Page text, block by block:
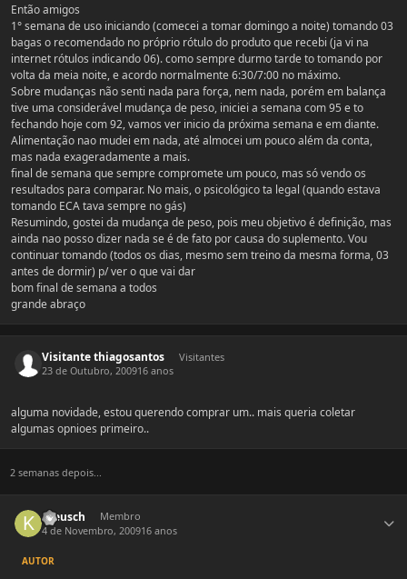
Então amigos
1° semana de uso iniciando (comecei a tomar domingo a noite) tomando 03
bagas o recomendado no próprio rótulo do produto que recebi (ja vi na
internet rótulos indicando 06). como sempre durmo tarde to tomando por
volta da meia noite, e acordo normalmente 6:30/7:00 no máximo.
Sobre mudanças não senti nada para força, nem nada, porém em balança
tive uma considerável mudança de peso, iniciei a semana com 95 e to
fechando hoje com 92, vamos ver inicio da próxima semana e em diante.
Alimentação nao mudei em nada, até almocei um pouco além da conta,
mas nada exageradamente a mais.
final de semana que sempre compromete um pouco, mas só vendo os
resultados para comparar. No mais, o psicológico ta legal (quando estava
tomando ECA tava sempre no gás)
Resumindo, gostei da mudança de peso, pois meu objetivo é definição, mas
ainda nao posso dizer nada se é de fato por causa do suplemento. Vou
continuar tomando (todos os dias, mesmo sem treino da mesma forma, 03
antes de dormir) p/ ver o que vai dar
bom final de semana a todos
grande abraço
Visitante thiagosantos
Visitantes
23 de Outubro, 200916 anos
alguma novidade, estou querendo comprar um.. mais queria coletar
algumas opnioes primeiro..
2 semanas depois...
Kreusch
Membro
4 de Novembro, 200916 anos
AUTOR